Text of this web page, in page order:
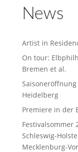
News
Artist in
On tour:
Bremen et al.
Heidelberg
Premiere in der
Festivalsommer
Schleswig-
Mecklenburg-